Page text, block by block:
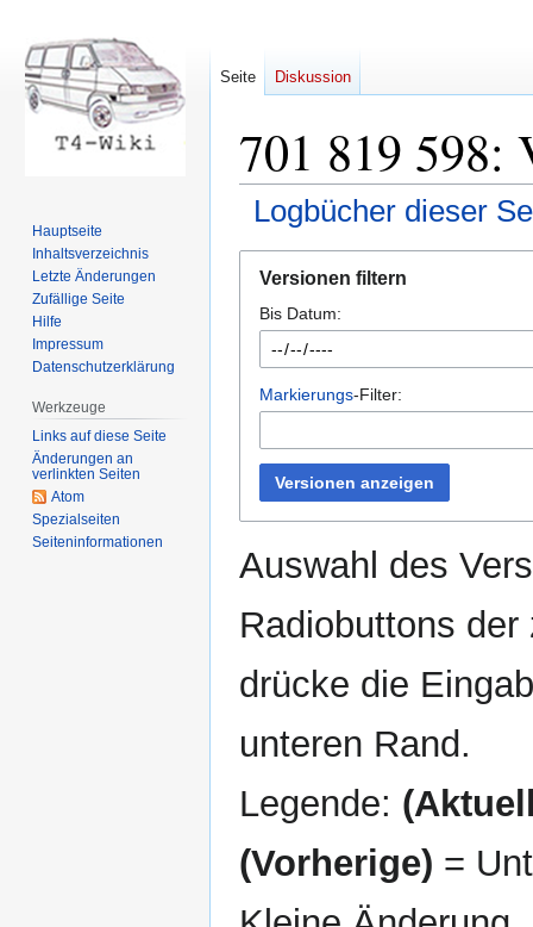
701 819 598:
Logbücher dieser
Navigation
springen
Suche
springen
Versionen filtern
Bis Datum:
Markierungs-Filter:
Versionen anzeigen
Auswahl des
Radiobuttons
drücke die
unteren Rand.
Legende:
(Vorherige) =
Seite Diskussion
Hauptseite
Inhaltsverzeichnis
Letzte Änderungen
Zufällige Seite
Hilfe
Impressum
Datenschutzerklärung
Werkzeuge
Links auf diese Seite
Änderungen an
verlinkten Seiten
Atom
Spezialseiten
Seiten­informationen